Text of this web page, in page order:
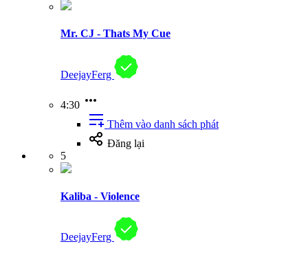
Mr. CJ - Thats My Cue
DeejayFerg
4:30
Thêm vào danh sách phát
Đăng lại
5
Kaliba - Violence
DeejayFerg